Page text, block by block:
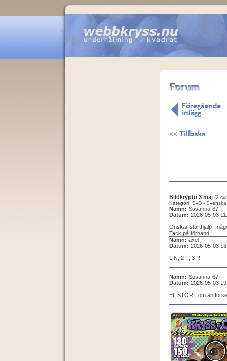
Bildkrypto 3 maj (2
Kategori: SvD -
Namn: Susanna-67
Datum: 2026-05-03
Önskar starthjälp -
Tack på förhand.
Namn: axel
Datum: 2026-05-03
1 N, 2 T, 3 R
Namn: Susanna-67
Datum: 2026-05-03
Ett STORT om än